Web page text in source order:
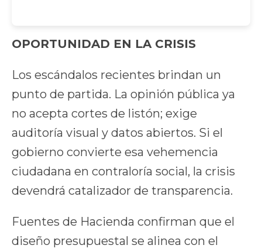
OPORTUNIDAD EN LA CRISIS
Los escándalos recientes brindan un
punto de partida. La opinión pública ya
no acepta cortes de listón; exige
auditoría visual y datos abiertos. Si el
gobierno convierte esa vehemencia
ciudadana en contraloría social, la crisis
devendrá catalizador de transparencia.
Fuentes de Hacienda confirman que el
diseño presupuestal se alinea con el